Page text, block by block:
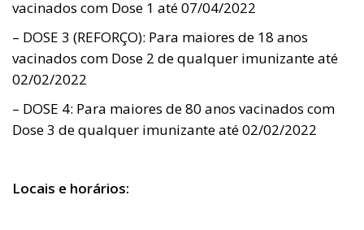
vacinados com Dose 1 até 07/04/2022
– DOSE 3 (REFORÇO): Para maiores de 18 anos
vacinados com Dose 2 de qualquer imunizante até
02/02/2022
– DOSE 4: Para maiores de 80 anos vacinados com
Dose 3 de qualquer imunizante até 02/02/2022
Locais e horários: